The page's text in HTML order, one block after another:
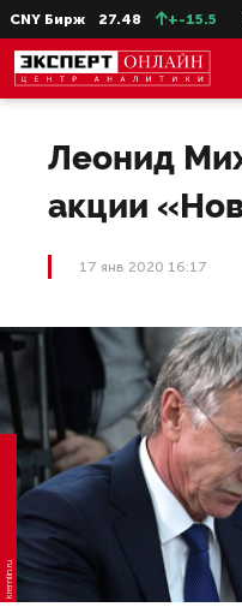
Бирж 27.48 +-15.5
Леонид
акции
17 янв 2020 16:17
kremlin.ru